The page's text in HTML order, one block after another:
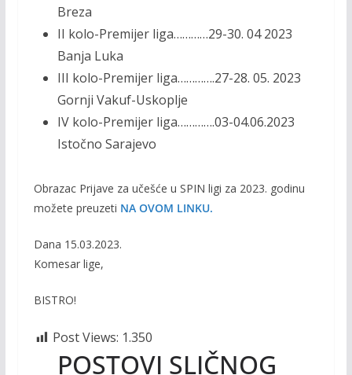
Breza
II kolo-Premijer liga…………29-30. 04 2023
Banja Luka
III kolo-Premijer liga………….27-28. 05. 2023
Gornji Vakuf-Uskoplje
IV kolo-Premijer liga………….03-04.06.2023
Istočno Sarajevo
Obrazac Prijave za učešće u SPIN ligi za 2023. godinu
možete preuzeti NA OVOM LINKU.
Dana 15.03.2023.
Komesar lige,
BISTRO!
Post Views: 1.350
POSTOVI SLIČNOG